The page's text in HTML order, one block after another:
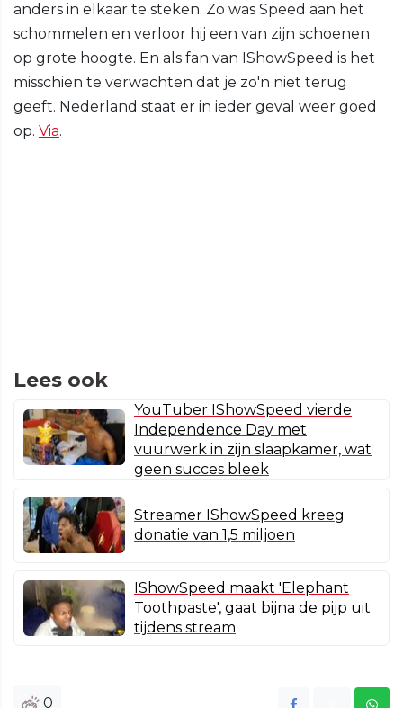
anders in elkaar te steken. Zo was Speed aan het
schommelen en verloor hij een van zijn schoenen
op grote hoogte. En als fan van IShowSpeed is het
misschien te verwachten dat je zo'n niet terug
geeft. Nederland staat er in ieder geval weer goed
op. Via.
Lees ook
YouTuber IShowSpeed vierde
Independence Day met
vuurwerk in zijn slaapkamer, wat
geen succes bleek
Streamer IShowSpeed kreeg
donatie van 1,5 miljoen
IShowSpeed maakt 'Elephant
Toothpaste', gaat bijna de pijp uit
tijdens stream
0